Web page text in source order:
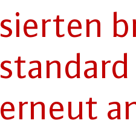
sier­ten
erneut